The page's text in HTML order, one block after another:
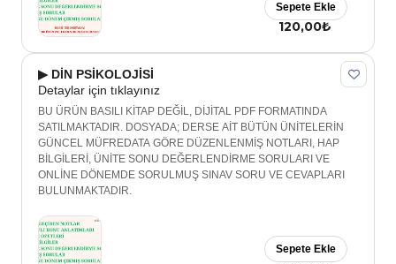
120,00₺
Sepete Ekle
▶ DİN PSİKOLOJİSİ
Detaylar için tıklayınız
BU ÜRÜN BASILI KİTAP DEĞİL, DİJİTAL PDF FORMATINDA
SATILMAKTADIR. DOSYADA; DERSE AİT BÜTÜN ÜNİTELERİN
GÜNCEL MÜFREDATA GÖRE DÜZENLENMİŞ NOTLARI, HAP
BİLGİLERİ, ÜNİTE SONU DEĞERLENDİRME SORULARI VE
ONLİNE DÖNEMDE SORULMUŞ SINAV SORU VE CEVAPLARI
BULUNMAKTADIR.
Sepete Ekle